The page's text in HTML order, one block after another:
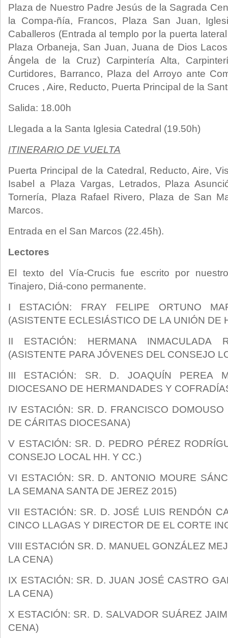
Plaza de Nuestro Padre Jesús de la Sagrada
la Compa-ñía, Francos, Plaza San Juan,
Caballeros (Entrada al templo por la puerta
Plaza Orbaneja, San Juan, Juana de Dios
Ángela de la Cruz) Carpintería Alta,
Curtidores, Barranco, Plaza del Arroyo ante
Cruces , Aire, Reducto, Puerta Principal de la
Salida: 18.00h
Llegada a la Santa Iglesia Catedral (19.50h)
ITINERARIO DE VUELTA
Puerta Principal de la Catedral, Reducto, Aire,
Isabel a Plaza Vargas, Letrados, Plaza
Tornería, Plaza Rafael Rivero, Plaza de San
Marcos.
Entrada en el San Marcos (22.45h).
Lectores
El texto del Vía-Crucis fue escrito por
Tinajero, Diá-cono permanente.
I ESTACIÓN: FRAY FELIPE ORTUNO
(ASISTENTE ECLESIÁSTICO DE LA UNIÓN DE
II ESTACIÓN: HERMANA INMACULADA
(ASISTENTE PARA JÓVENES DEL CONSEJO
III ESTACIÓN: SR. D. JOAQUÍN PEREA
DIOCESANO DE HERMANDADES Y
IV ESTACIÓN: SR. D. FRANCISCO
DE CÁRITAS DIOCESANA)
V ESTACIÓN: SR. D. PEDRO PÉREZ
CONSEJO LOCAL HH. Y CC.)
VI ESTACIÓN: SR. D. ANTONIO MOURE
LA SEMANA SANTA DE JEREZ 2015)
VII ESTACIÓN: SR. D. JOSÉ LUIS RENDÓN
CINCO LLAGAS Y DIRECTOR DE EL CORTE
VIII ESTACIÓN SR. D. MANUEL GONZÁLEZ
LA CENA)
IX ESTACIÓN: SR. D. JUAN JOSÉ CASTRO
LA CENA)
X ESTACIÓN: SR. D. SALVADOR SUÁREZ
CENA)